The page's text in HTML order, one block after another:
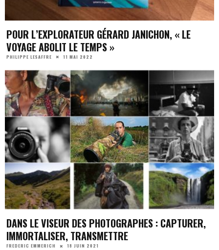
POUR L’EXPLORATEUR GÉRARD JANICHON, « LE
VOYAGE ABOLIT LE TEMPS »
PHILIPPE LESAFFRE 11 MAI 2022
DANS LE VISEUR DES PHOTOGRAPHES : CAPTURER,
IMMORTALISER, TRANSMETTRE
FREDERIC EMMERICH 18 JUIN 2021